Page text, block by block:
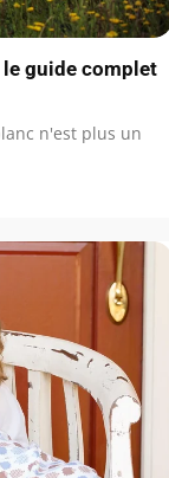
guide complet
n'est plus un